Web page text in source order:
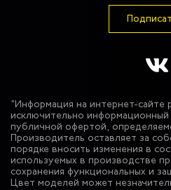
"Информация на интернет-сайте
исключительно информационный
публичной офертой,
Производитель оставляет за
порядке вносить изменения в
используемых в производстве
сохранения функциональных и
Цвет моделей может